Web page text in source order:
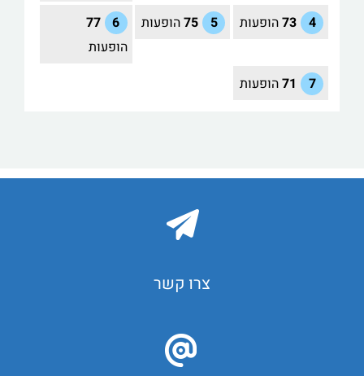
4
73הופעות 5
75הופעות 6
77
הופעות
7
71הופעות
צרו קשר